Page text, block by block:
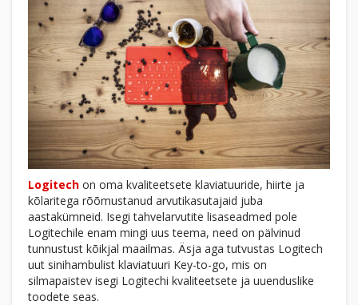
Logitech on oma kvaliteetsete klaviatuuride, hiirte ja
kõlaritega rõõmustanud arvutikasutajaid juba
aastakümneid. Isegi tahvelarvutite lisaseadmed pole
Logitechile enam mingi uus teema, need on pälvinud
tunnustust kõikjal maailmas. Äsja aga tutvustas Logitech
uut sinihambulist klaviatuuri Key-to-go, mis on
silmapaistev isegi Logitechi kvaliteetsete ja uuenduslike
toodete seas.